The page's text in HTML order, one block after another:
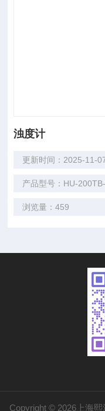
浊度计
更新时间：2025-11-
产品型号：HU-
浏览量：459
Copyright © 2026上海